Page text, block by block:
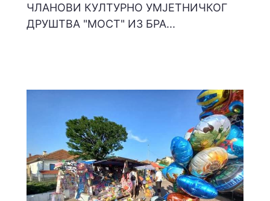
ЧЛАНОВИ КУЛТУРНО УМЈЕТНИЧКОГ
ДРУШТВА "МОСТ" ИЗ БРА...